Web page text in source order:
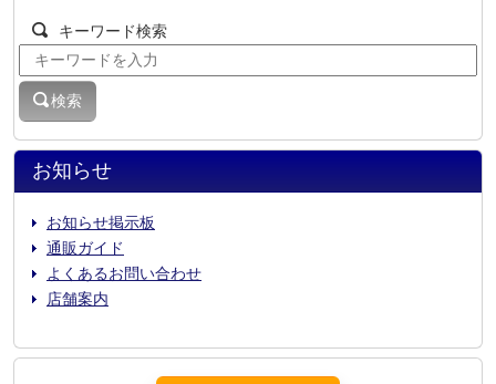
お知らせ
お知らせ掲示板
通販ガイド
よくあるお問い合わせ
店舗案内
キーワード検索
検索